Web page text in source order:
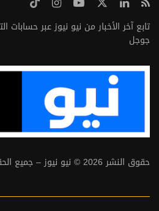
تابع آخر الأخبار من نيو نيوز عبر حسابات
جوجل
حقوق النشر 2026 © نيو نيوز – جميع الحقوق محفوظة لشركة